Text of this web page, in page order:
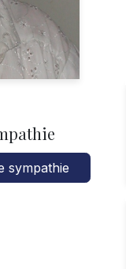
sympathie